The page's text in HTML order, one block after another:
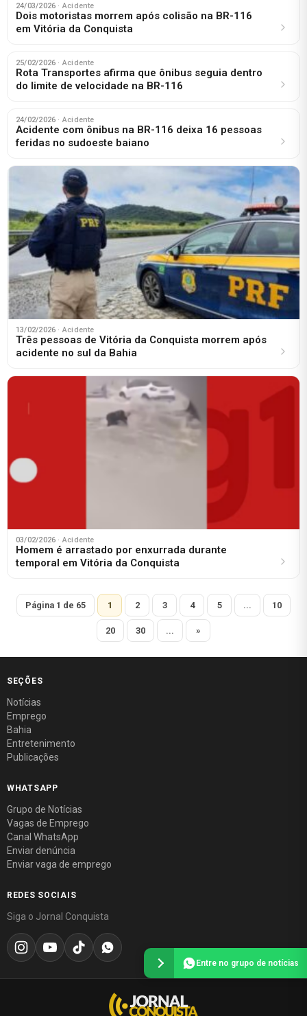
24/03/2026 · Acidente
Dois motoristas morrem após colisão na BR-116
em Vitória da Conquista
25/02/2026 · Acidente
Rota Transportes afirma que ônibus seguia dentro
do limite de velocidade na BR-116
24/02/2026 · Acidente
Acidente com ônibus na BR-116 deixa 16 pessoas
feridas no sudoeste baiano
13/02/2026 · Acidente
Três pessoas de Vitória da Conquista morrem após
acidente no sul da Bahia
03/02/2026 · Acidente
Homem é arrastado por enxurrada durante
temporal em Vitória da Conquista
Página 1 de 65 1 2 3 4 5 ... 10
20 30 ... »
SEÇÕES
Notícias
Emprego
Bahia
Entretenimento
Publicações
WHATSAPP
Grupo de Notícias
Vagas de Emprego
Canal WhatsApp
Enviar denúncia
Enviar vaga de emprego
REDES SOCIAIS
Siga o Jornal Conquista
Entre no grupo de notícias